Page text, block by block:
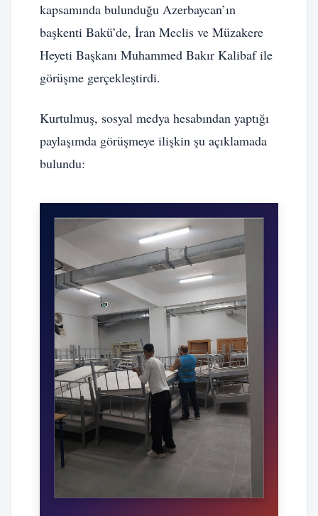
kapsamında bulunduğu Azerbaycan’ın
başkenti Bakü’de, İran Meclis ve Müzakere
Heyeti Başkanı Muhammed Bakır Kalibaf ile
görüşme gerçekleştirdi.
Kurtulmuş, sosyal medya hesabından yaptığı
paylaşımda görüşmeye ilişkin şu açıklamada
bulundu: